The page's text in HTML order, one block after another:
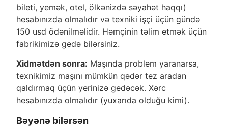
bileti, yemək, otel, ölkənizdə səyahət haqqı)
hesabınızda olmalıdır və texniki işçi üçün gündə
150 usd ödənilməlidir. Həmçinin təlim etmək üçün
fabrikimizə gedə bilərsiniz.
Xidmətdən sonra: Maşında problem yaranarsa,
texnikimiz maşını mümkün qədər tez aradan
qaldırmaq üçün yerinizə gedəcək. Xərc
hesabınızda olmalıdır (yuxarıda olduğu kimi).
Bəyənə bilərsən